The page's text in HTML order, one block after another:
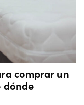
comprar un
dónde